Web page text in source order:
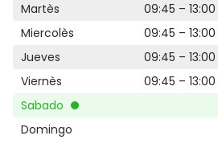
Martès
09:45 – 13:00
Miercolès
09:45 – 13:00
Jueves
09:45 – 13:00
Viernès
09:45 – 13:00
Sabado
Domingo